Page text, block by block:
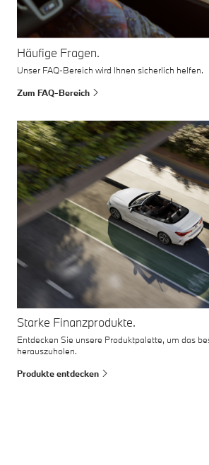
Häufige Fragen.
Unser FAQ-Bereich wird Ihnen sicherlich helfen.
Zum FAQ-Bereich
Starke Finanzprodukte.
Entdecken Sie unsere Produktpalette, um das
herauszuholen.
Produkte entdecken